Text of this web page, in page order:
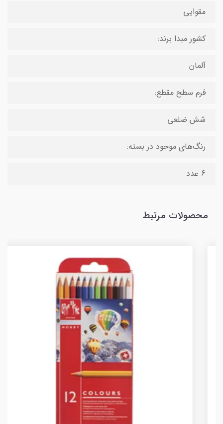
مقوایی
کشور مبدا برند:
آلمان
فرم سطح مقطع:
شش ضلعی
رنگ‌های موجود در بسته:
6 عدد
محصولات مرتبط